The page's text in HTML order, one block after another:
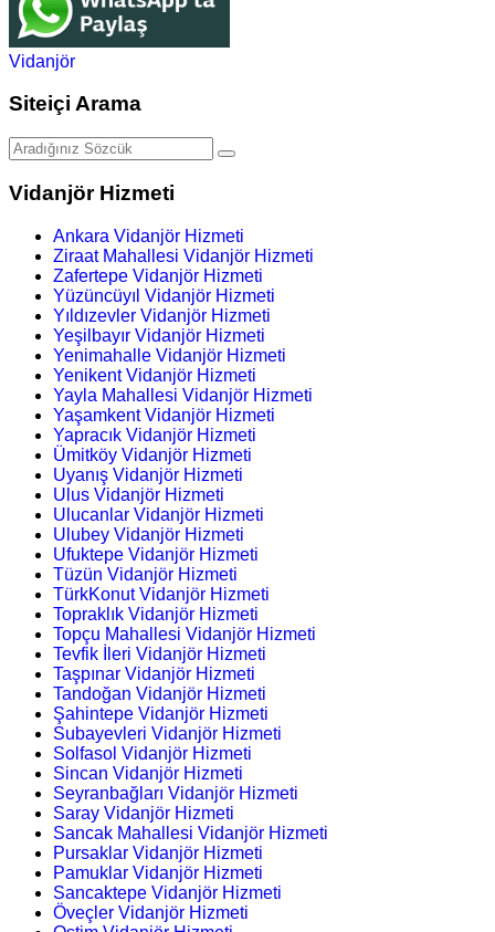
Vidanjör
Siteiçi Arama
Vidanjör Hizmeti
Ankara Vidanjör Hizmeti
Ziraat Mahallesi Vidanjör Hizmeti
Zafertepe Vidanjör Hizmeti
Yüzüncüyıl Vidanjör Hizmeti
Yıldızevler Vidanjör Hizmeti
Yeşilbayır Vidanjör Hizmeti
Yenimahalle Vidanjör Hizmeti
Yenikent Vidanjör Hizmeti
Yayla Mahallesi Vidanjör Hizmeti
Yaşamkent Vidanjör Hizmeti
Yapracık Vidanjör Hizmeti
Ümitköy Vidanjör Hizmeti
Uyanış Vidanjör Hizmeti
Ulus Vidanjör Hizmeti
Ulucanlar Vidanjör Hizmeti
Ulubey Vidanjör Hizmeti
Ufuktepe Vidanjör Hizmeti
Tüzün Vidanjör Hizmeti
TürkKonut Vidanjör Hizmeti
Topraklık Vidanjör Hizmeti
Topçu Mahallesi Vidanjör Hizmeti
Tevfik İleri Vidanjör Hizmeti
Taşpınar Vidanjör Hizmeti
Tandoğan Vidanjör Hizmeti
Şahintepe Vidanjör Hizmeti
Subayevleri Vidanjör Hizmeti
Solfasol Vidanjör Hizmeti
Sincan Vidanjör Hizmeti
Seyranbağları Vidanjör Hizmeti
Saray Vidanjör Hizmeti
Sancak Mahallesi Vidanjör Hizmeti
Pursaklar Vidanjör Hizmeti
Pamuklar Vidanjör Hizmeti
Sancaktepe Vidanjör Hizmeti
Öveçler Vidanjör Hizmeti